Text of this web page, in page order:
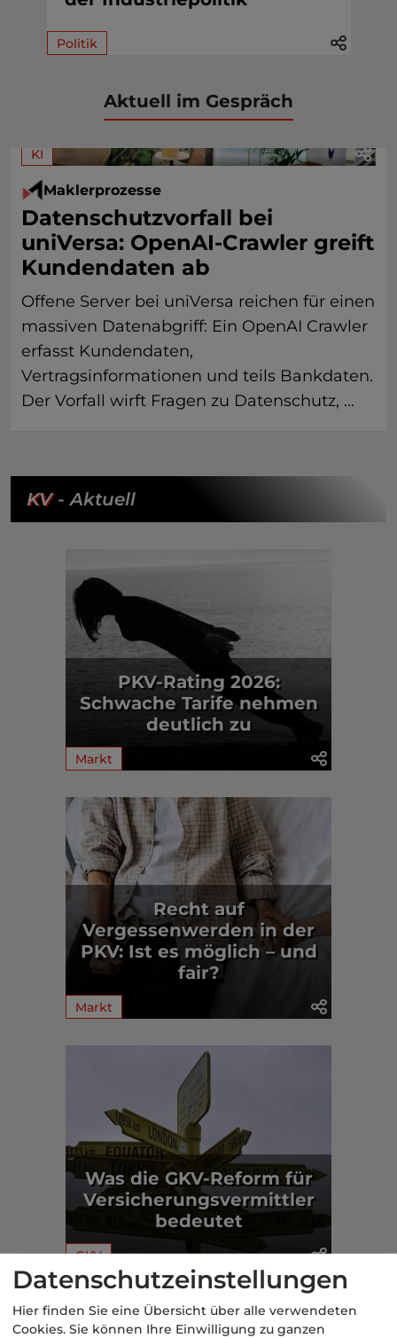
Politik
Aktuell im Gespräch
KI
Maklerprozesse
Datenschutzvorfall bei
uniVersa: OpenAI-Crawler greift
Kundendaten ab
Offene Server bei uniVersa reichen für einen
massiven Datenabgriff: Ein OpenAI Crawler
erfasst Kundendaten,
Vertragsinformationen und teils Bankdaten.
Der Vorfall wirft Fragen zu Datenschutz, ...
KV- Aktuell
PKV-Rating 2026:
Schwache Tarife nehmen
deutlich zu
Markt
Recht auf
Vergessenwerden in der
PKV: Ist es möglich – und
fair?
Markt
Was die GKV-Reform für
Versicherungsvermittler
bedeutet
GKV
Aus der dvb-Redaktion
Datenschutzeinstellungen
Hier finden Sie eine Übersicht über alle verwendeten
Cookies. Sie können Ihre Einwilligung zu ganzen